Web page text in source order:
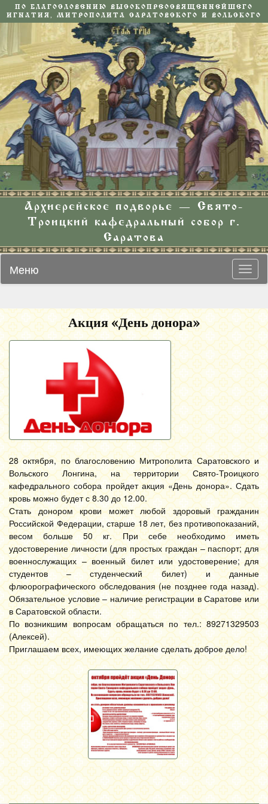
ПО БЛАГОСЛОВЕНИЮ ВЫСОКОПРЕОСВЯЩЕННЕЙШЕГО
ИГНАТИЯ, МИТРОПОЛИТА САРАТОВСКОГО И ВОЛЬСКОГО
Архиерейское подворье — Свято-
Троицкий кафедральный собор г.
Саратова
Меню
Акция «День донора»
28 октября, по благословению Митрополита Саратовского и
Вольского Лонгина, на территории Свято-Троицкого
кафедрального собора пройдет акция «День донора». Сдать
кровь можно будет с 8.30 до 12.00.
Стать донором крови может любой здоровый гражданин
Российской Федерации, старше 18 лет, без противопоказаний,
весом больше 50 кг. При себе необходимо иметь
удостоверение личности (для простых граждан – паспорт; для
военнослужащих – военный билет или удостоверение; для
студентов – студенческий билет) и данные
флюорографического обследования (не позднее года назад).
Обязательное условие – наличие регистрации в Саратове или
в Саратовской области.
По возникшим вопросам обращаться по тел.: 89271329503
(Алексей).
Приглашаем всех, имеющих желание сделать доброе дело!